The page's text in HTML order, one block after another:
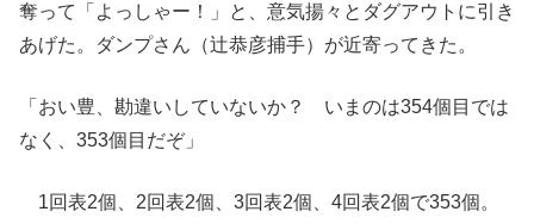
奪って「よっしゃー！」と、意気揚々とダグアウトに引き
あげた。ダンプさん（辻恭彦捕手）が近寄ってきた。
「おい豊、勘違いしていないか？ いまのは354個目では
なく、353個目だぞ」
1回表2個、2回表2個、3回表2個、4回表2個で353個。